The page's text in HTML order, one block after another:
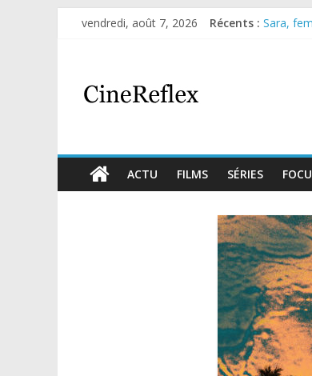
vendredi, août 7, 2026 Récents : Sara,
ACTU FILMS SÉRIES